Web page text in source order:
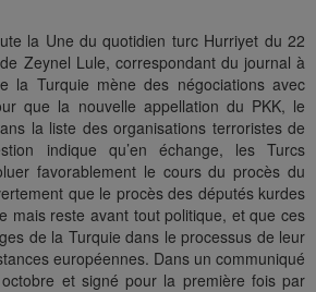
la Une du quotidien turc Hurriyet du 22
Zeynel Lule, correspondant du journal à
la Turquie mène des négociations avec
que la nouvelle appellation du PKK, le
la liste des organisations terroristes de
indique qu’en échange, les Turcs
favorablement le cours du procès du
que le procès des députés kurdes
mais reste avant tout politique, et que ces
de la Turquie dans le processus de leur
européennes. Dans un communiqué
et signé pour la première fois par